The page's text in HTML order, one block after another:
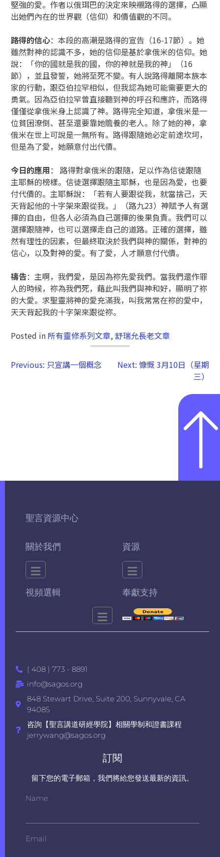
堅強的愛。作者以俄珥巴的決定來映襯路得的選擇，凸顯
出她們內在的世界觀（信仰）和價值觀的不同。
路得的信心：本段的高潮是路得的宣告（16-17節）。她
雖然對神的認識不多，她的信仰是基於拿俄米的信仰。她
說：「你的國就是我的國，你的神就是我的神」（16
節），並且發誓，她將至死不變。有人說路得離開本族本
家的行動，跟亞伯拉罕相似，但我認為她可能需要更大的
勇氣。因為亞伯拉罕曾直接聽到神的呼召和應許，而路得
僅僅從拿俄米身上認識了神。路得完全知道，拿俄米是一
位貧困潦倒、甚至還要靠她贍養的老人。除了她的神，拿
俄米在世上可說是一無所有。路得跟隨她必定前途坎坷，
但是為了愛，她願意付出代價。
今日的應用： 路得對拿俄米的跟隨，足以作為信徒跟隨
主耶穌的榜樣。信徒選擇跟隨主耶穌，也是因為愛，也要
付代價的。主耶穌說：「若有人要跟從我，就當捨己，天
天背起他的十字架來跟從我。」（路九23）神賦予人有選
擇的自由，但各人必須為自己選擇的後果負責。我們可以
選擇跟隨神，也可以選擇走自己的道路。正確的選擇，雖
然有理性的因素，但最終取決於我們與神的關係，對神的
信心，以及對神的愛。有了愛，人才願意付代價。
禱告：主啊，我們愛，是因為祢先愛我們。當我們還作罪
人的時候，祢為我們死，藉此叫我們與神和好，顯明了祢
的大愛。求聖靈將神的愛充滿我，叫我常常在祢的愛中，
天天背起我的十字架來跟從祢。
Posted in所有靈修系列文章,舒瑞允長老文章
Previous: 只宣講一個概念 Next: 慷慨 3月10日（星期
三）
聖言資源中心
關於我們 資源
視頻選輯 奉獻支持
( 408 ) 773 - 8891
info@sagos.org
848 Stewart Drive, Suite 200, Sunnyvale, CA
94085
咨詢【聖言講道研經學院】相關學制和證書課程
jerrywang@sagos.org
訂閱
留下您的電子郵箱，我們將給您發送最新的資訊。
Name
Email